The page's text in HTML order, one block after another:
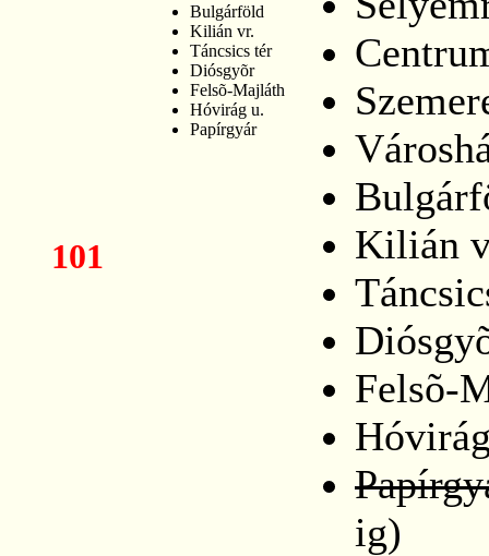
101
Bulgárföld
Kilián vr.
Táncsics tér
Diósgyõr
Felsõ-Majláth
Hóvirág u.
Papírgyár
Kilián
Felsõ-
ig)